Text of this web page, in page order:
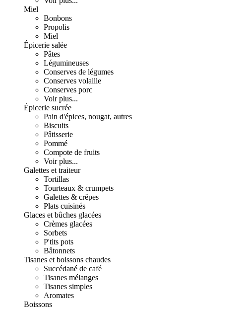
Miel
Bonbons
Propolis
Miel
Épicerie salée
Pâtes
Légumineuses
Conserves de légumes
Conserves volaille
Conserves porc
Voir plus...
Épicerie sucrée
Pain d'épices, nougat, autres
Biscuits
Pâtisserie
Pommé
Compote de fruits
Voir plus...
Galettes et traiteur
Tortillas
Tourteaux & crumpets
Galettes & crêpes
Plats cuisinés
Glaces et bûches glacées
Crèmes glacées
Sorbets
P'tits pots
Bâtonnets
Tisanes et boissons chaudes
Succédané de café
Tisanes mélanges
Tisanes simples
Aromates
Boissons